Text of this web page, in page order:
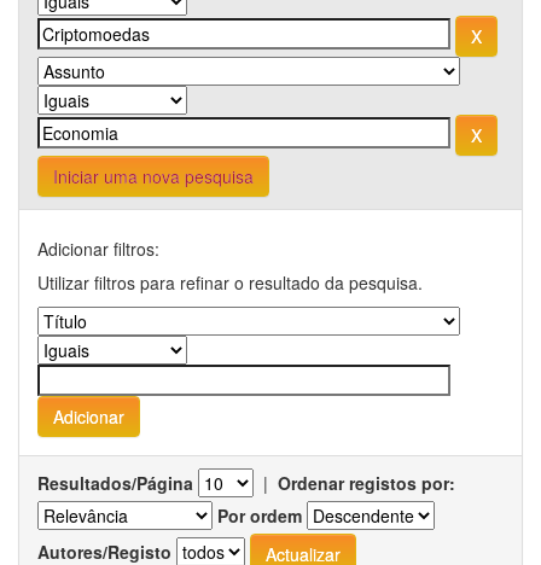
Iniciar uma nova pesquisa
Adicionar filtros:
Utilizar filtros para refinar o resultado da pesquisa.
Resultados/Página | Ordenar registos por:
Por ordem
Autores/Registo